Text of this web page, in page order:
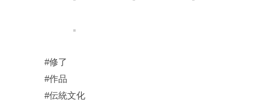
#修了
#作品
#伝統文化